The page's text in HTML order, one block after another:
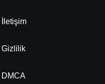
İletişim
Gizlilik
DMCA